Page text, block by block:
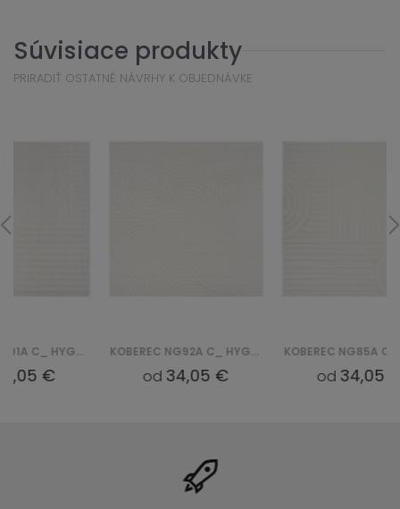
Súvisiace produkty
PRIRADIŤ OSTATNÉ NÁVRHY K OBJEDNÁVKE
KOBEREC NG92A C_ HYGGE - KREMOWY, BIAŁY
od
KOBEREC NG85A C_ HYGGE - KREMOWY, BIAŁY
od